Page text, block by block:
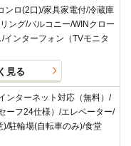
ンロ(2口)/家具家電付/冷蔵庫
ング/バルコニー/WINクロー
ンターフォン（TVモニタ
見る
ンターネット対応（無料）/
ーフ24仕様）/エレベーター/
駐輪場(自転車のみ)/食堂